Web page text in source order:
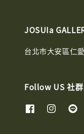
JOSUIa
台北市大安區仁
Follow US 社群